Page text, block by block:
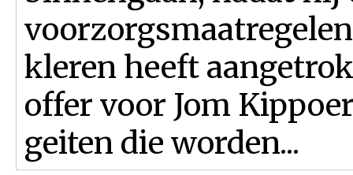
kleren heeft
offer voor Jom
geiten die worden...